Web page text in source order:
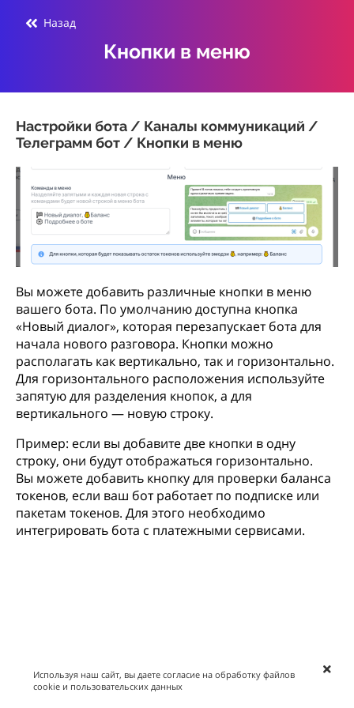
Назад
Кнопки в меню
Настройки бота / Каналы коммуникаций /
Телеграмм бот / Кнопки в меню
Вы можете добавить различные кнопки в меню
вашего бота. По умолчанию доступна кнопка
«Новый диалог», которая перезапускает бота для
начала нового разговора. Кнопки можно
располагать как вертикально, так и горизонтально.
Для горизонтального расположения используйте
запятую для разделения кнопок, а для
вертикального — новую строку.
Пример: если вы добавите две кнопки в одну
строку, они будут отображаться горизонтально.
Вы можете добавить кнопку для проверки баланса
токенов, если ваш бот работает по подписке или
пакетам токенов. Для этого необходимо
интегрировать бота с платежными сервисами.
Используя наш сайт, вы даете согласие на обработку файлов
cookie и пользовательских данных